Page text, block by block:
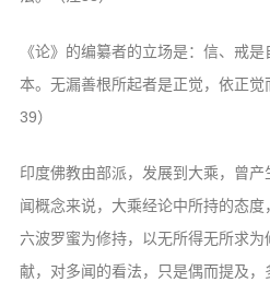
《论》的编纂者的立场是：信、戒
本。无漏善根所起者是正觉，依正
39）
印度佛教由部派，发展到大乘，曾
闻概念来说，大乘经论中所持的态度
六波罗蜜为修持，以无所得无所求
献，对多闻的看法，只是偶而提及